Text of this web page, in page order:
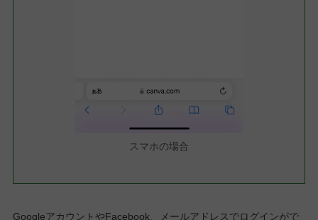
スマホの場合
GoogleアカウントやFacebook、メールアドレスでログインがで